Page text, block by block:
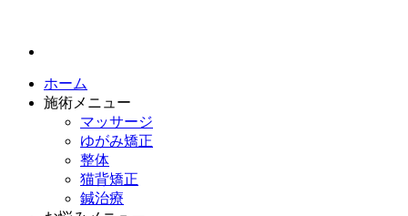
ホーム
施術メニュー
マッサージ
ゆがみ矯正
整体
猫背矯正
鍼治療